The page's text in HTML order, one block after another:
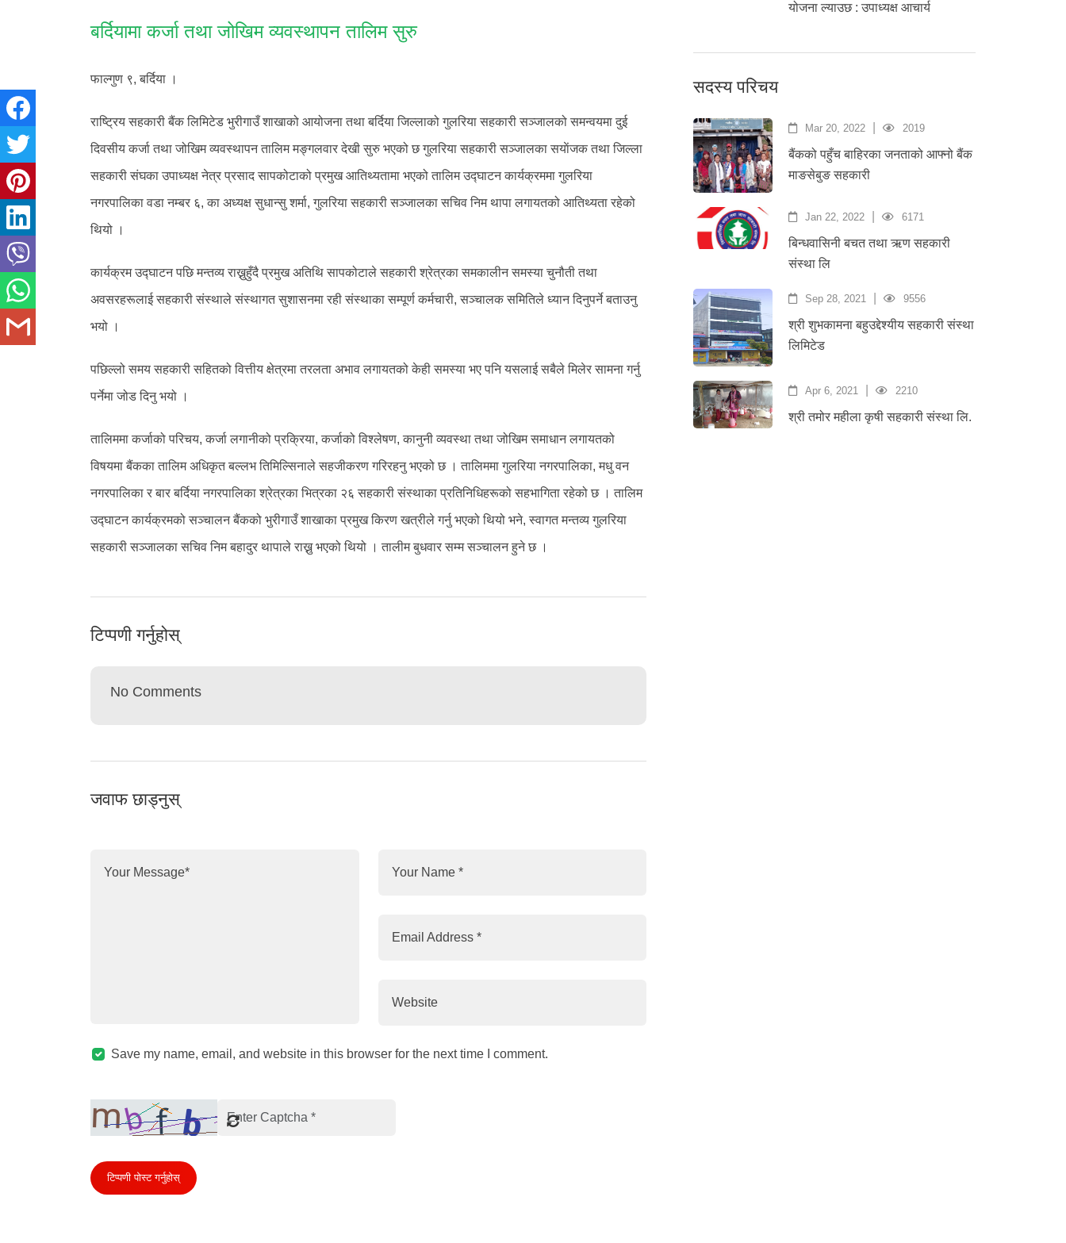
बर्दियामा कर्जा तथा जोखिम व्यवस्थापन तालिम सुरु
फाल्गुण ९, बर्दिया ।
राष्ट्रिय सहकारी बैंक लिमिटेड भुरीगाउँ शाखाको आयोजना तथा बर्दिया जिल्लाको गुलरिया सहकारी सञ्जालको समन्वयमा दुई
दिवसीय कर्जा तथा जोखिम व्यवस्थापन तालिम मङ्गलवार देखी सुरु भएको छ गुलरिया सहकारी सञ्जालका सयाेंजक तथा जिल्ला
सहकारी संघका उपाध्यक्ष नेत्र प्रसाद सापकोटाको प्रमुख आतिथ्यतामा भएको तालिम उद्घाटन कार्यक्रममा गुलरिया
नगरपालिका वडा नम्बर ६, का अध्यक्ष सुधान्सु शर्मा, गुलरिया सहकारी सञ्जालका सचिव निम थापा लगायतको आतिथ्यता रहेको
थियो ।
कार्यक्रम उद्घाटन पछि मन्तव्य राख्नुहुँदै प्रमुख अतिथि सापकोटाले सहकारी श्रेत्रका समकालीन समस्या चुनौती तथा
अवसरहरूलाई सहकारी संस्थाले संस्थागत सुशासनमा रही संस्थाका सम्पूर्ण कर्मचारी, सञ्चालक समितिले ध्यान दिनुपर्ने बताउनु
भयो ।
पछिल्लो समय सहकारी सहितको वित्तीय क्षेत्रमा तरलता अभाव लगायतको केही समस्या भए पनि यसलाई सबैले मिलेर सामना गर्नु
पर्नेमा जोड दिनु भयो ।
तालिममा कर्जाको परिचय, कर्जा लगानीको प्रक्रिया, कर्जाको विश्लेषण, कानुनी व्यवस्था तथा जोखिम समाधान लगायतको
विषयमा बैंकका तालिम अधिकृत बल्लभ तिमिल्सिनाले सहजीकरण गरिरहनु भएको छ । तालिममा गुलरिया नगरपालिका, मधु वन
नगरपालिका र बार बर्दिया नगरपालिका श्रेत्रका भित्रका २६ सहकारी संस्थाका प्रतिनिधिहरूको सहभागिता रहेको छ । तालिम
उद्घाटन कार्यक्रमको सञ्चालन बैंकको भुरीगाउँ शाखाका प्रमुख किरण खत्रीले गर्नु भएको थियो भने, स्वागत मन्तव्य गुलरिया
सहकारी सञ्जालका सचिव निम बहादुर थापाले राख्नु भएको थियो । तालीम बुधवार सम्म सञ्चालन हुने छ ।
टिप्पणी गर्नुहोस्
No Comments
जवाफ छाड्नुस्
Your Message* Your Name *
Email Address *
Website
Save my name, email, and website in this browser for the next time I comment.
टिप्पणी पोस्ट गर्नुहोस्
योजना ल्याउछ : उपाध्यक्ष आचार्य
सदस्य परिचय
Mar 20, 2022 2019
बैंकको पहुँच बाहिरका जनताको आफ्नो बैंक
माङसेबुङ सहकारी
Jan 22, 2022 6171
बिन्धवासिनी बचत तथा ऋण सहकारी
संस्था लि
Sep 28, 2021 9556
श्री शुभकामना बहुउद्देश्यीय सहकारी संस्था
लिमिटेड
Apr 6, 2021 2210
श्री तमोर महीला कृषी सहकारी संस्था लि.